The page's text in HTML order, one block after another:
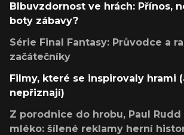
Blbuvzdornost ve hrách: Přínos,
boty zábavy?
Série Final Fantasy: Průvodce a
začátečníky
Filmy, které se inspirovaly hrami
nepřiznají)
Z porodnice do hrobu, Paul
mléko: šílené reklamy herní